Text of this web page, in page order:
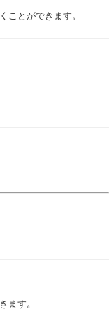
ことができます。
ます。